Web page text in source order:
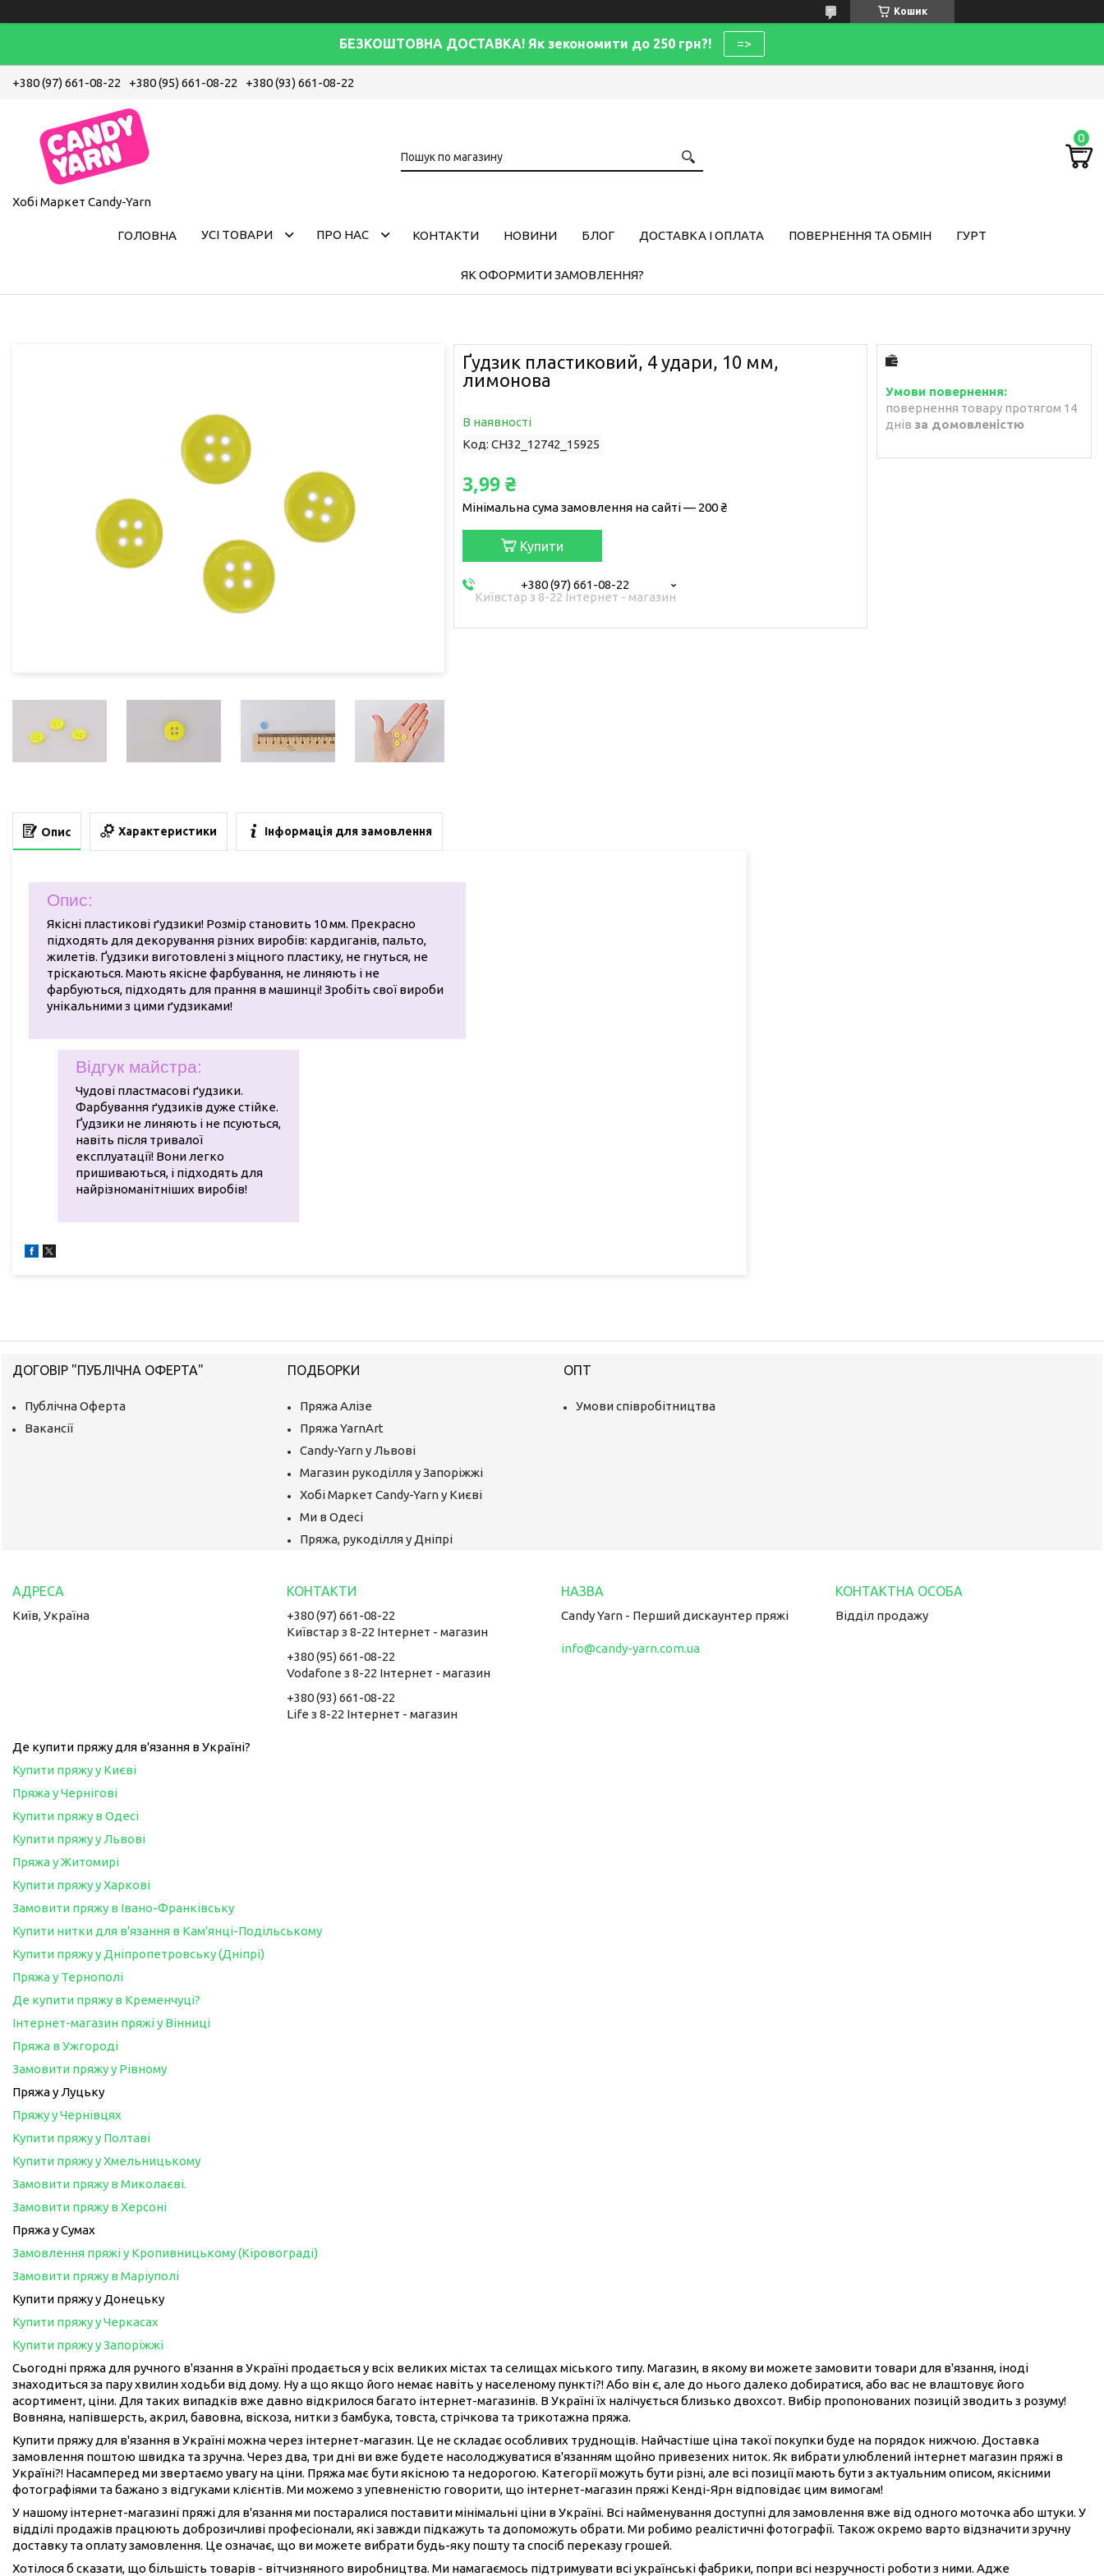
Кошик
БЕЗКОШТОВНА ДОСТАВКА! Як зекономити до 250 грн?! =>
+380 (97) 661-08-22 +380 (95) 661-08-22 +380 (93) 661-08-22
Хобі Маркет Candy-Yarn
ГОЛОВНА УСІ ТОВАРИ ПРО НАС КОНТАКТИ НОВИНИ БЛОГ ДОСТАВКА І ОПЛАТА ПОВЕРНЕННЯ ТА ОБМІН ГУРТ
ЯК ОФОРМИТИ ЗАМОВЛЕННЯ?
Ґудзик пластиковий, 4 удари, 10 мм,
лимонова
В наявності
Код: CH32_12742_15925
3,99 ₴
Мінімальна сума замовлення на сайті — 200 ₴
Купити
+380 (97) 661-08-22
Київстар з 8-22 Інтернет - магазин
повернення товару протягом 14
днів за домовленістю
Опис Характеристики Інформація для замовлення
Опис:
Якісні пластикові ґудзики! Розмір становить 10 мм. Прекрасно
підходять для декорування різних виробів: кардиганів, пальто,
жилетів. Ґудзики виготовлені з міцного пластику, не гнуться, не
тріскаються. Мають якісне фарбування, не линяють і не
фарбуються, підходять для прання в машинці! Зробіть свої вироби
унікальними з цими ґудзиками!
Відгук майстра:
Чудові пластмасові ґудзики.
Фарбування ґудзиків дуже стійке.
Ґудзики не линяють і не псуються,
навіть після тривалої
експлуатації! Вони легко
пришиваються, і підходять для
найрізноманітніших виробів!
ДОГОВІР "ПУБЛІЧНА ОФЕРТА"
Публічна Оферта
Вакансії
ПОДБОРКИ
Пряжа Алізе
Пряжа YarnArt
Candy-Yarn у Львові
Магазин рукоділля у Запоріжжі
Хобі Маркет Candy-Yarn у Києві
Ми в Одесі
Пряжа, рукоділля у Дніпрі
ОПТ
Умови співробітництва
Київ, Україна
+380 (97) 661-08-22
Київстар з 8-22 Інтернет - магазин
+380 (95) 661-08-22
Vodafone з 8-22 Інтернет - магазин
+380 (93) 661-08-22
Life з 8-22 Інтернет - магазин
Candy Yarn - Перший дискаунтер пряжі
info@candy-yarn.com.ua
Відділ продажу
Де купити пряжу для в'язання в Україні?
Купити пряжу у Києві
Пряжа у Чернігові
Купити пряжу в Одесі
Купити пряжу у Львові
Пряжа у Житомирі
Купити пряжу у Харкові
Замовити пряжу в Івано-Франківську
Купити нитки для в'язання в Кам'янці-Подільському
Купити пряжу у Дніпропетровську (Дніпрі)
Пряжа у Тернополі
Де купити пряжу в Кременчуці?
Інтернет-магазин пряжі у Вінниці
Пряжа в Ужгороді
Замовити пряжу у Рівному
Пряжа у Луцьку
Пряжу у Чернівцях
Купити пряжу у Полтаві
Купити пряжу у Хмельницькому
Замовити пряжу в Миколаєві.
Замовити пряжу в Херсоні
Пряжа у Сумах
Замовлення пряжі у Кропивницькому (Кіровограді)
Замовити пряжу в Маріуполі
Купити пряжу у Донецьку
Купити пряжу у Черкасах
Купити пряжу у Запоріжжі
Сьогодні пряжа для ручного в'язання в Україні продається у всіх великих містах та селищах міського типу. Магазин, в якому ви можете замовити товари для в'язання, іноді
знаходиться за пару хвилин ходьби від дому. Ну а що якщо його немає навіть у населеному пункті?! Або він є, але до нього далеко добиратися, або вас не влаштовує його
асортимент, ціни. Для таких випадків вже давно відкрилося багато інтернет-магазинів. В Україні їх налічується близько двохсот. Вибір пропонованих позицій зводить з розуму!
Вовняна, напівшерсть, акрил, бавовна, віскоза, нитки з бамбука, товста, стрічкова та трикотажна пряжа.
Купити пряжу для в'язання в Україні можна через інтернет-магазин. Це не складає особливих труднощів. Найчастіше ціна такої покупки буде на порядок нижчою. Доставка
замовлення поштою швидка та зручна. Через два, три дні ви вже будете насолоджуватися в'язанням щойно привезених ниток. Як вибрати улюблений інтернет магазин пряжі в
Україні?! Насамперед ми звертаємо увагу на ціни. Пряжа має бути якісною та недорогою. Категорії можуть бути різні, але всі позиції мають бути з актуальним описом, якісними
фотографіями та бажано з відгуками клієнтів. Ми можемо з упевненістю говорити, що інтернет-магазин пряжі Кенді-Ярн відповідає цим вимогам!
У нашому інтернет-магазині пряжі для в'язання ми постаралися поставити мінімальні ціни в Україні. Всі найменування доступні для замовлення вже від одного моточка або штуки. У
відділі продажів працюють доброзичливі професіонали, які завжди підкажуть та допоможуть обрати. Ми робимо реалістичні фотографії. Також окремо варто відзначити зручну
доставку та оплату замовлення. Це означає, що ви можете вибрати будь-яку пошту та спосіб переказу грошей.
Хотілося б сказати, що більшість товарів - вітчизняного виробництва. Ми намагаємось підтримувати всі українські фабрики, попри всі незручності роботи з ними. Адже